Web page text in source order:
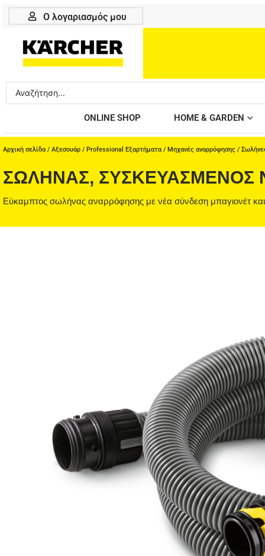
Μετάβαση
Ο λογαριασμός μου
Search
...
ONLINE SHOP HOME & GARDEN
Αρχική σελίδα / Αξεσουάρ / Professional Εξαρτήματα / Μηχανές αναρρόφησης /
ΣΩΛΉΝΑΣ, ΣΥΣΚΕΥΑΣΜΈΝΟΣ
Εύκαμπτος σωλήνας αναρρόφησης με νέα σύνδεση μπαγιονέτ